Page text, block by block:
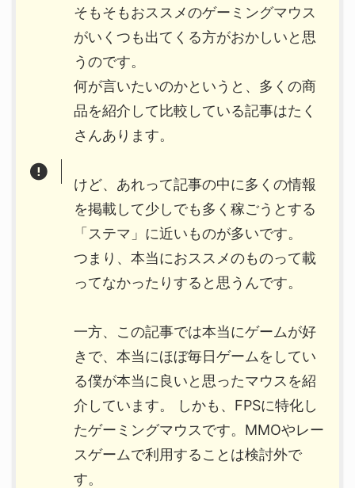
そもそもおススメのゲーミングマウス
がいくつも出てくる方がおかしいと思
うのです。
何が言いたいのかというと、多くの商
品を紹介して比較している記事はたく
さんあります。
けど、あれって記事の中に多くの情報
を掲載して少しでも多く稼ごうとする
「ステマ」に近いものが多いです。
つまり、本当におススメのものって載
ってなかったりすると思うんです。
一方、この記事では本当にゲームが好
きで、本当にほぼ毎日ゲームをしてい
る僕が本当に良いと思ったマウスを紹
介しています。 しかも、FPSに特化し
たゲーミングマウスです。MMOやレー
スゲームで利用することは検討外で
す。